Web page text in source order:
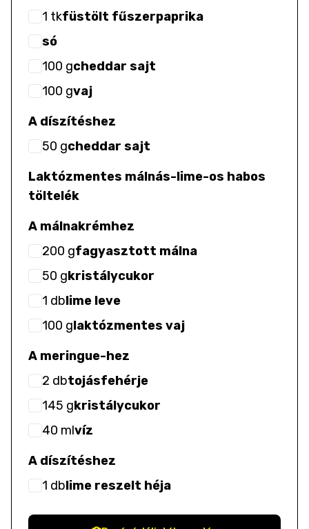
1 tkfüstölt fűszerpaprika
só
100 gcheddar sajt
100 gvaj
A díszítéshez
50 gcheddar sajt
Laktózmentes málnás-lime-os habos
töltelék
A málnakrémhez
200 gfagyasztott málna
50 gkristálycukor
1 dblime leve
100 glaktózmentes vaj
A meringue-hez
2 dbtojásfehérje
145 gkristálycukor
40 mlvíz
A díszítéshez
1 dblime reszelt héja